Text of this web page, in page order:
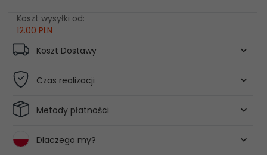
Koszt wysyłki od:
12.00 PLN
Koszt Dostawy
Czas realizacji
Metody płatności
Dlaczego my?